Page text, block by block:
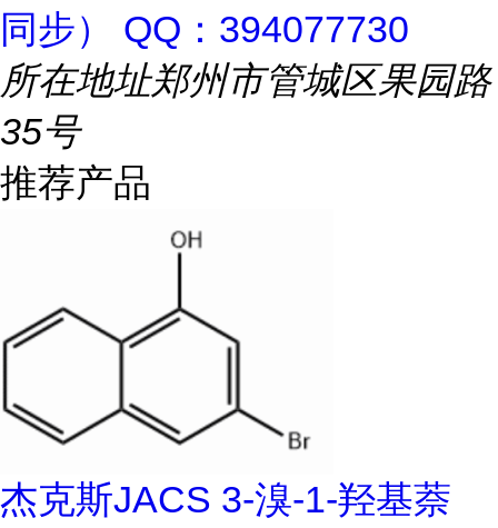
同步） QQ：394077730
所在地址郑州市管城区果园路
35号
推荐产品
杰克斯JACS 3-溴-1-羟基萘